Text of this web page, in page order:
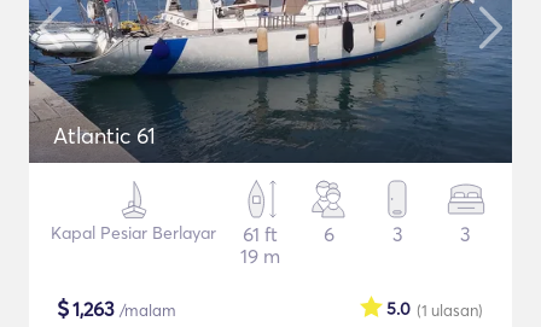
Atlantic 61
Kapal Pesiar Berlayar
61 ft
19 m
6 3 3
$1,263 /malam (1 ulasan)
5.0